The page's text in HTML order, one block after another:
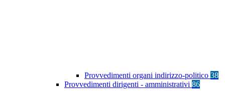
Provvedimenti organi indirizzo-politico 38
Provvedimenti dirigenti - amministrativi 86